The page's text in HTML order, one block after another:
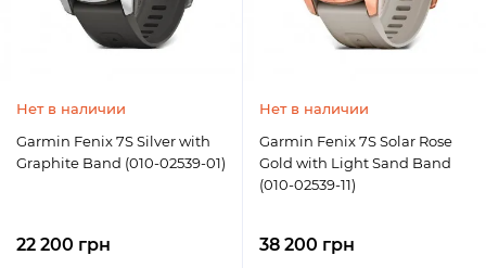
Нет в наличии
Garmin Fenix 7S Silver with
Graphite Band (010-02539-01)
22 200 грн
Нет в наличии
Garmin Fenix 7S Solar Rose
Gold with Light Sand Band
(010-02539-11)
38 200 грн